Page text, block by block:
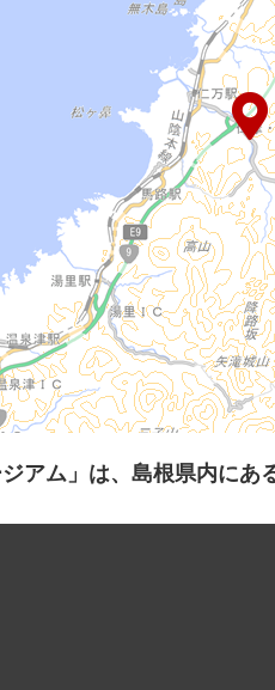
アム」は、島根県内に